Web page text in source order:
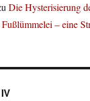
Die Hysterisierung
– eine